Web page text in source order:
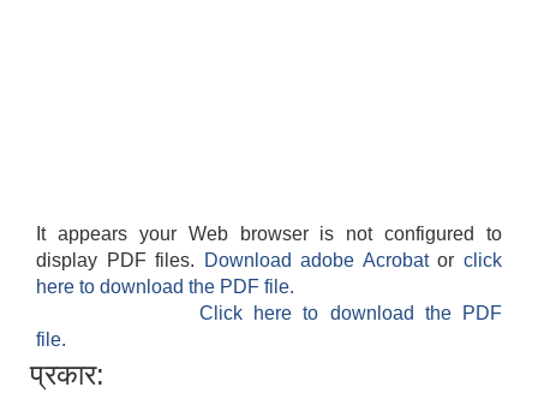
It appears your Web browser is not configured to
display PDF files.
Download adobe Acrobatorclick
here to download the PDF file.
Click here to download the PDF
file.
प्रकार: